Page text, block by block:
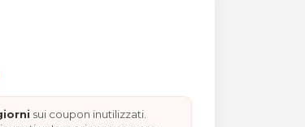
sui coupon inutilizzati.